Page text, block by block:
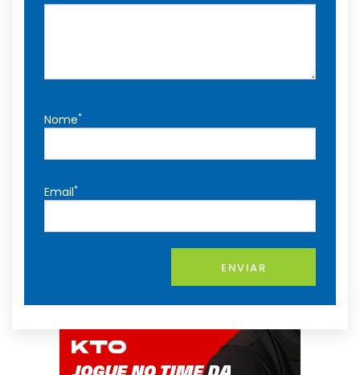
Nome*
Email*
ENVIAR